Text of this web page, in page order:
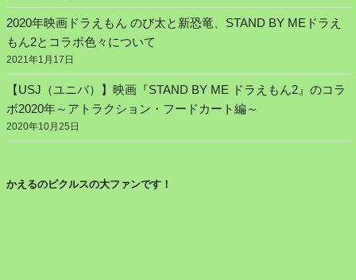
2020年映画ドラえもん のび太と新恐竜、STAND BY MEドラえ
もん2とコラボ色々について
2021年1月17日
【USJ（ユニバ）】映画『STAND BY ME ドラえもん2』のコラ
ボ2020年～アトラクション・フードカート編～
2020年10月25日
かえるのピクルスの大ファンです！